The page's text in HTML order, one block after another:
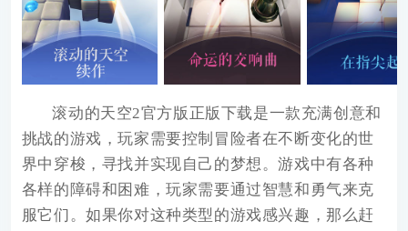
滚动的天空2官方版正版下载是一款充满创意和
挑战的游戏，玩家需要控制冒险者在不断变化的世
界中穿梭，寻找并实现自己的梦想。游戏中有各种
各样的障碍和困难，玩家需要通过智慧和勇气来克
服它们。如果你对这种类型的游戏感兴趣，那么赶